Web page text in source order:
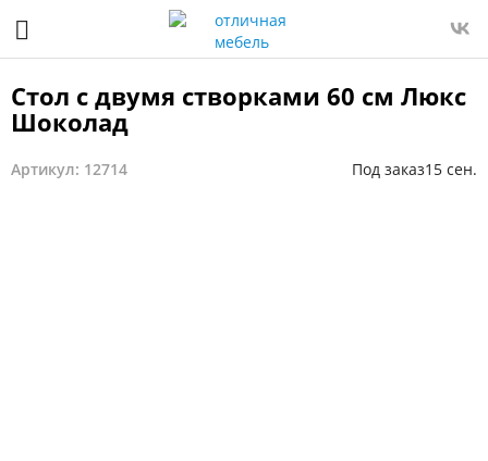
Стол с двумя створками 60 см Люкс
Шоколад
Артикул: 12714 Под заказ15 сен.